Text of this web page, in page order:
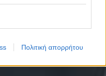
Πολιτική απορρήτου